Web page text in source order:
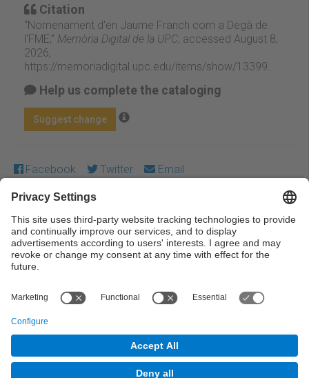
Citation
“Nomenament d'en Jaume Franch com a Degà de
l'FME,” Memòria Digital de la UPC, accessed August 8,
2026,
https://memoriadigital.upc.edu/items/show/13399
Help us complete the cataloging
Suggest change
Facebook Twitter Email
Except where otherwise noted, content on this work is
licensed under a Creative Commons license:Attribution-
NonCommercial-NoDerivs 3.0 Spain